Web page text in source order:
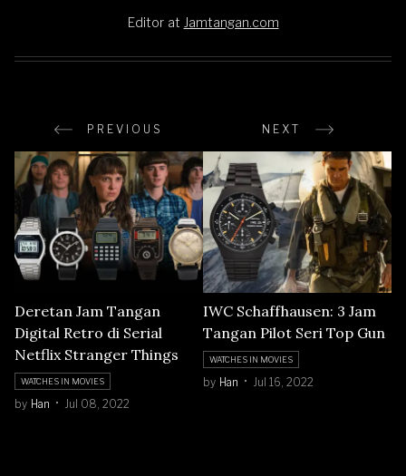
Editor at Jamtangan.com
PREVIOUS NEXT
Deretan Jam Tangan
Digital Retro di Serial
Netflix Stranger Things
WATCHES IN MOVIES
by Han Jul 08, 2022
IWC Schaffhausen: 3 Jam
Tangan Pilot Seri Top Gun
WATCHES IN MOVIES
by Han Jul 16, 2022